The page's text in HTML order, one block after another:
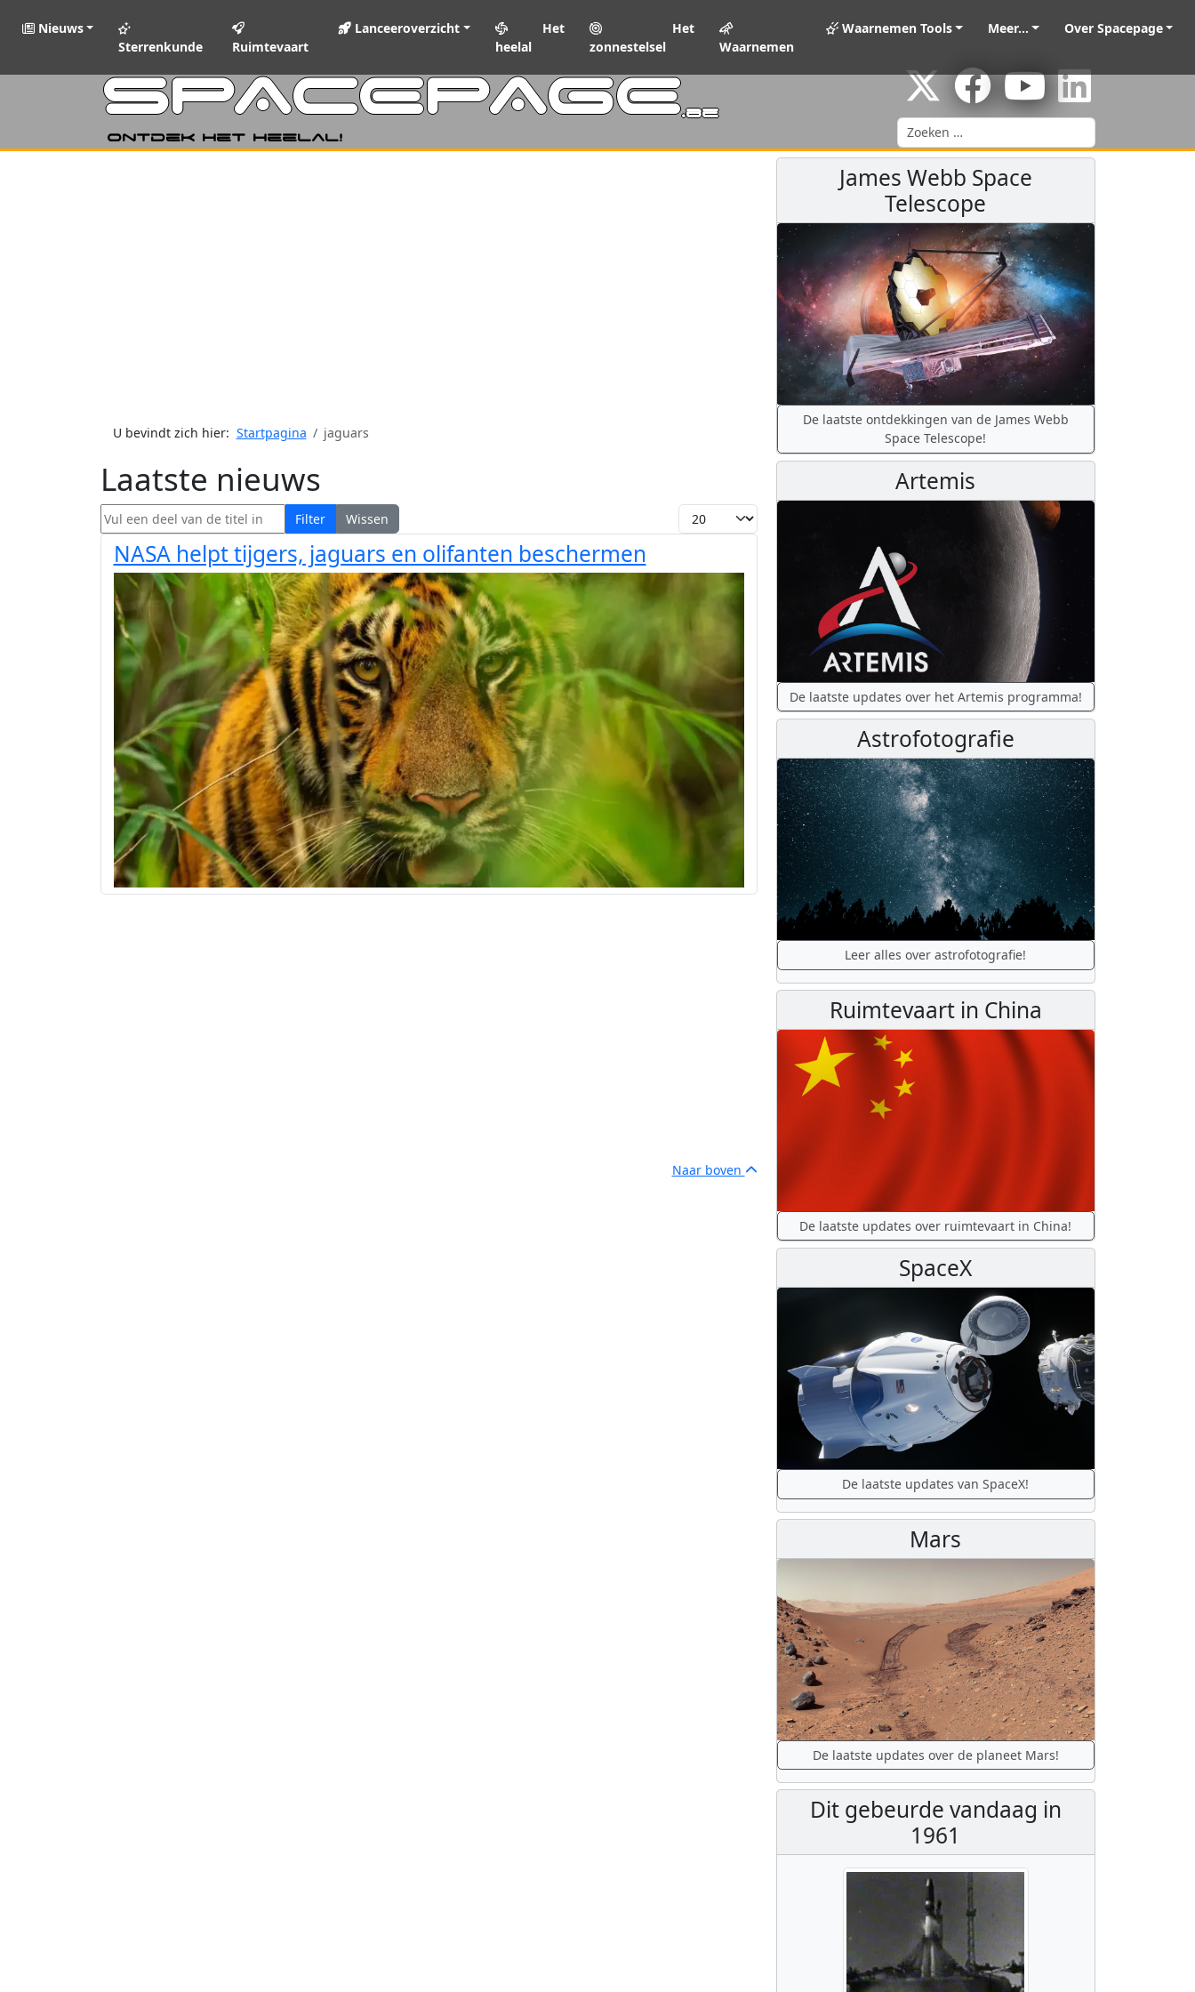
Nieuws
Sterrenkunde
Ruimtevaart
Lanceeroverzicht
Het
heelal
Het
zonnestelsel
Waarnemen
Waarnemen Tools Meer... Over Spacepage
SPACEPAGE.be
Ontdek het heelal!
Zoeken
U bevindt zich hier: Startpagina jaguars
Laatste nieuws
Vul een deel van de titel in Filter Wissen Toon #
NASA helpt tijgers, jaguars en olifanten beschermen
Naar boven
James Webb Space
Telescope
De laatste ontdekkingen van de James Webb
Space Telescope!
Artemis
De laatste updates over het Artemis programma!
Astrofotografie
Leer alles over astrofotografie!
Ruimtevaart in China
De laatste updates over ruimtevaart in China!
SpaceX
De laatste updates van SpaceX!
Mars
De laatste updates over de planeet Mars!
Dit gebeurde vandaag in
1961